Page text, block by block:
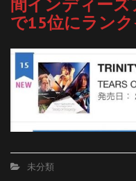
で15位にランク
未分類